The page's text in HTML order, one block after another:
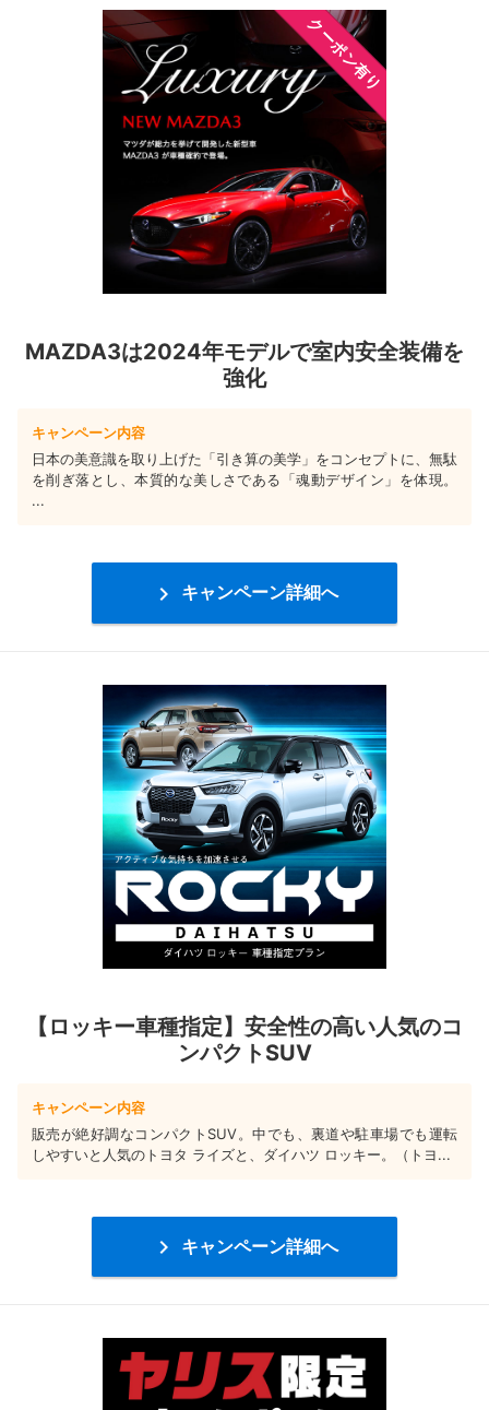
クーポン有り
MAZDA3は2024年モデルで室内安全装備を
強化
キャンペーン内容
日本の美意識を取り上げた「引き算の美学」をコンセプトに、無駄
を削ぎ落とし、本質的な美しさである「魂動デザイン」を体現。
...
 キャンペーン詳細へ
【ロッキー車種指定】安全性の高い人気のコ
ンパクトSUV
キャンペーン内容
販売が絶好調なコンパクトSUV。中でも、裏道や駐車場でも運転
しやすいと人気のトヨタ ライズと、ダイハツ ロッキー。（トヨ...
 キャンペーン詳細へ